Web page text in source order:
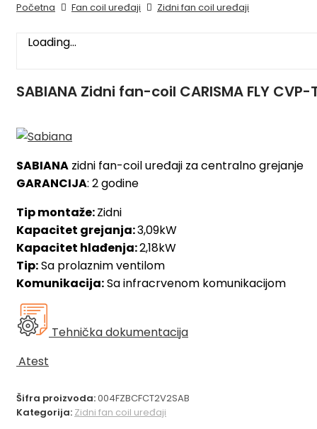
Početna Fan coil uređaji Zidni fan coil uređaji
Loading...
SABIANA Zidni fan-coil CARISMA FLY
SABIANA zidni fan-coil uređaji za centralno grejanje
GARANCIJA: 2 godine
Tip montaže:Zidni
Kapacitet grejanja:3,09kW
Kapacitet hlađenja:2,18kW
Tip:Sa prolaznim ventilom
Komunikacija:Sa infracrvenom komunikacijom
Tehnička dokumentacija
Atest
Šifra proizvoda:004FZBCFCT2V2SAB
Kategorija: Zidni fan coil uređaji